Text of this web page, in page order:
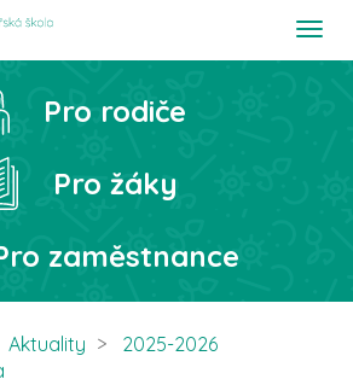
T
t
Hledat
Pro rodiče
Pro žáky
zaměstnance
Aktuality
2025-2026